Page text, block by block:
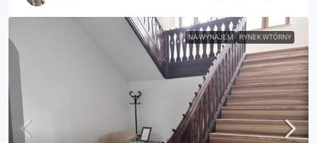
NA WYNAJEM RYNEK WTÓRNY